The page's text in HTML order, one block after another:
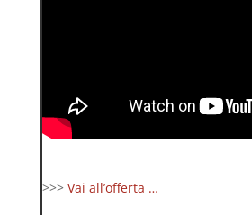
>>> Vai all’offerta …